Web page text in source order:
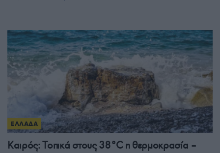
ΕΛΛΑΔΑ
Καιρός: Τοπικά στους 38°C η θερμοκρασία –